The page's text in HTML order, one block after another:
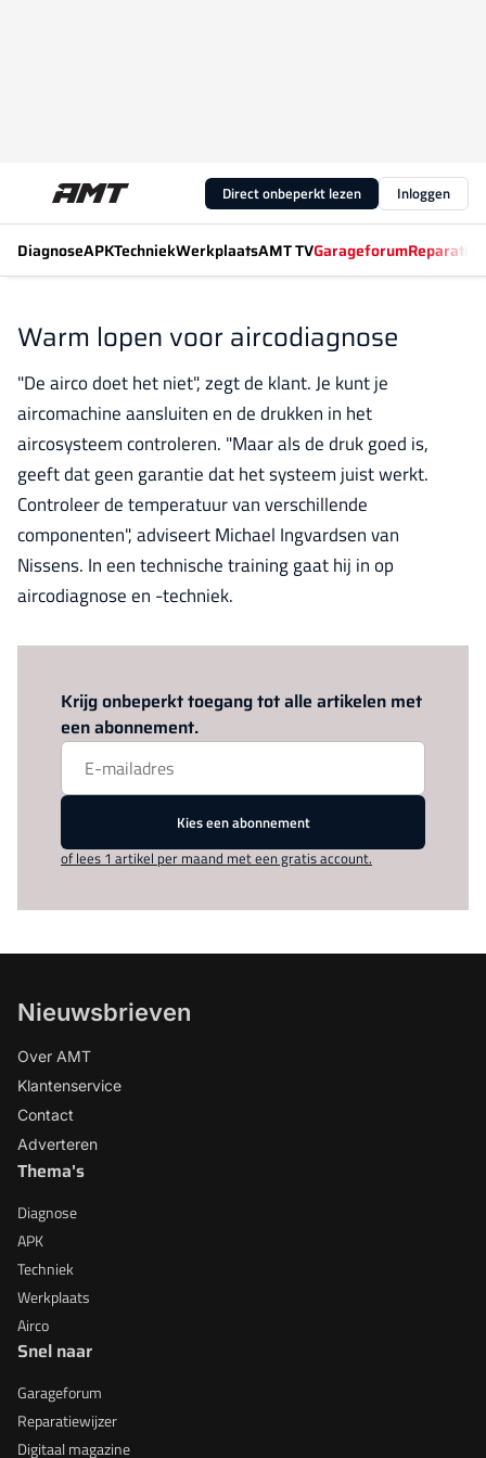
Direct onbeperkt lezen Inloggen
DiagnoseAPKTechniekWerkplaatsAMT TVGarageforum
Warm lopen voor aircodiagnose
"De airco doet het niet", zegt de klant. Je kunt je
aircomachine aansluiten en de drukken in het
aircosysteem controleren. "Maar als de druk goed is,
geeft dat geen garantie dat het systeem juist werkt.
Controleer de temperatuur van verschillende
componenten", adviseert Michael Ingvardsen van
Nissens. In een technische training gaat hij in op
aircodiagnose en -techniek.
Krijg onbeperkt toegang tot alle artikelen met
een abonnement.
Kies een abonnement
of lees 1 artikel per maand met een gratis account.
Nieuwsbrieven
Over AMT
Klantenservice
Contact
Adverteren
Thema's
Diagnose
APK
Techniek
Werkplaats
Airco
Snel naar
Garageforum
Reparatiewijzer
Digitaal magazine